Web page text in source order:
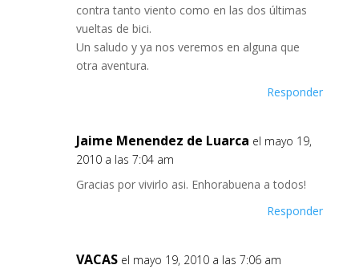
contra tanto viento como en las dos últimas
vueltas de bici.
Un saludo y ya nos veremos en alguna que
otra aventura.
Responder
Jaime Menendez de Luarca el mayo 19,
2010 a las 7:04 am
Gracias por vivirlo asi. Enhorabuena a todos!
Responder
VACAS el mayo 19, 2010 a las 7:06 am